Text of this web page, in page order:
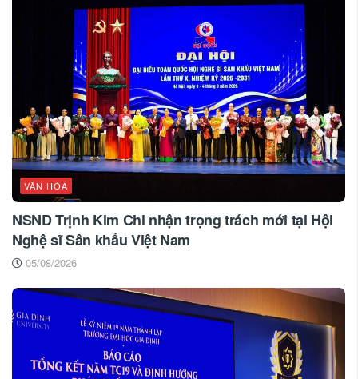
VĂN HÓA
NSND Trịnh Kim Chi nhận trọng trách mới tại Hội
Nghệ sĩ Sân khấu Việt Nam
05/08/2026